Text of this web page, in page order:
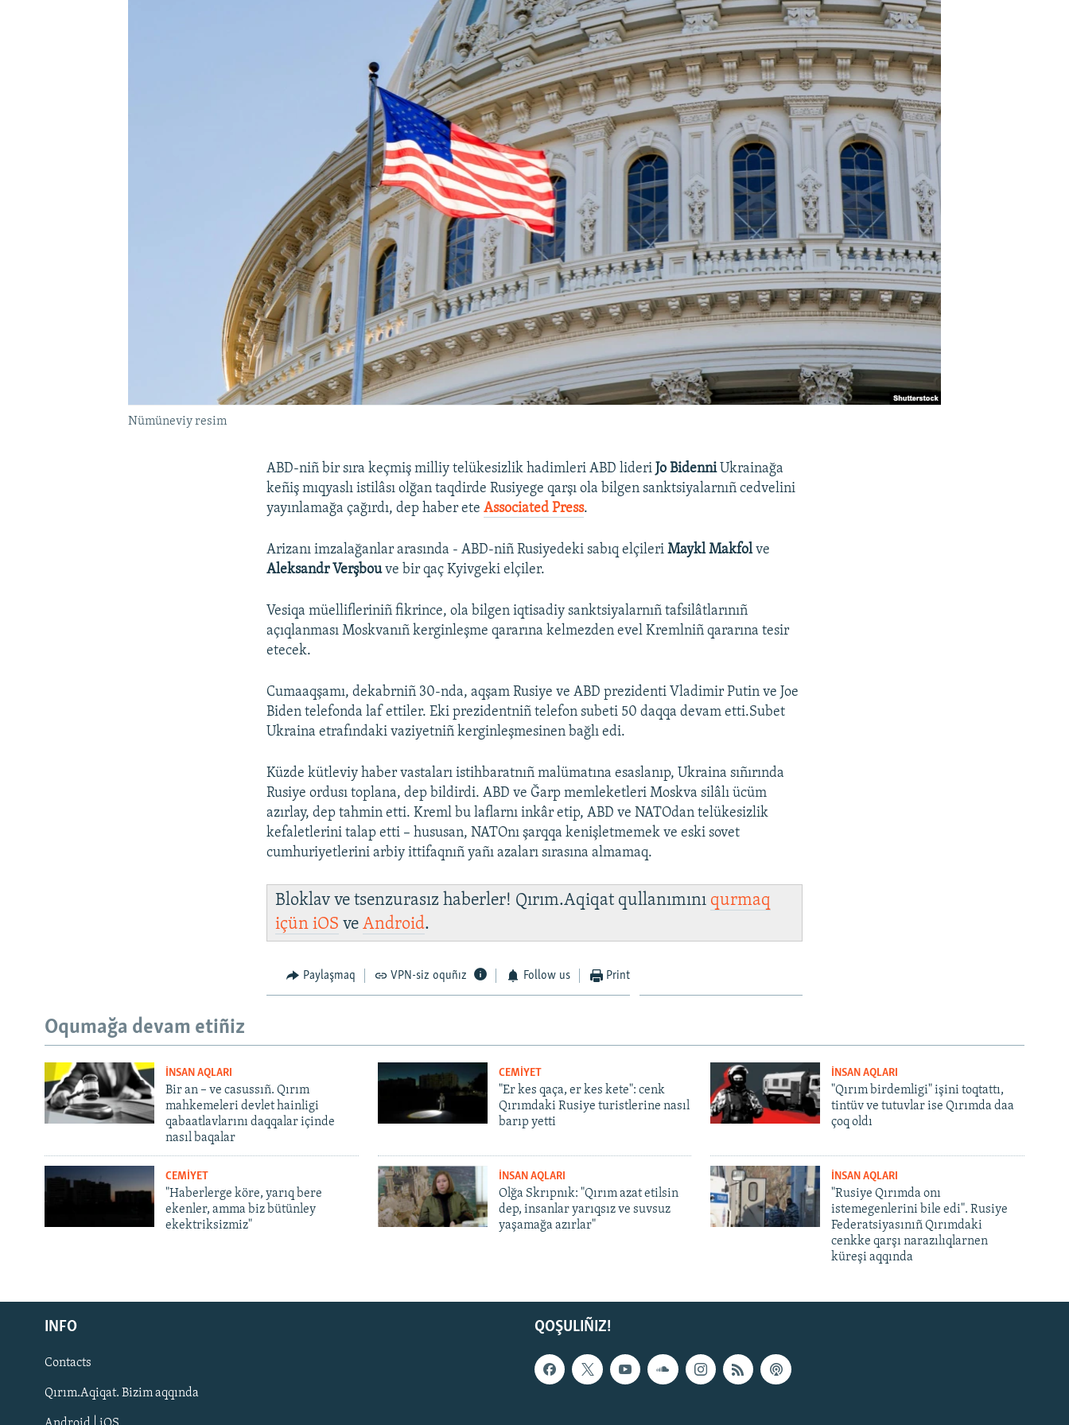
Русский
Українською
QOŞULIÑIZ!
Nümüneviy resim
ABD-niñ bir sıra keçmiş milliy telükesizlik hadimleri ABD lideri Jo BidenniUkrainağa
keñiş mıqyaslı istilâsı olğan taqdirde Rusiyege qarşı ola bilgen sanktsiyalarnıñ cedvelini
yayınlamağa çağırdı, dep haber eteAssociated Press.
Arizanı imzalağanlar arasında - ABD-niñ Rusiyedeki sabıq elçileriMaykl Makfolve
Aleksandr Verşbouve bir qaç Kyivgeki elçiler.
Vesiqa müellifleriniñ fikrince, ola bilgen iqtisadiy sanktsiyalarnıñ tafsilâtlarınıñ
açıqlanması Moskvanıñ kerginleşme qararına kelmezden evel Kremlniñ qararına tesir
etecek.
Cumaaqşamı, dekabrniñ 30-nda, aqşam Rusiye ve ABD prezidenti Vladimir Putin ve Joe
Biden telefonda laf ettiler. Eki prezidentniñ telefon subeti 50 daqqa devam etti.Subet
Ukraina etrafındaki vaziyetniñ kerginleşmesinen bağlı edi.
Küzde kütleviy haber vastaları istihbaratnıñ malümatına esaslanıp, Ukraina sıñırında
Rusiye ordusı toplana, dep bildirdi. ABD ve Ğarp memleketleri Moskva silâlı ücüm
azırlay, dep tahmin etti. Kreml bu laflarnı inkâr etip, ABD ve NATOdan telükesizlik
kefaletlerini talap etti – hususan, NATOnı şarqqa kenişletmemek ve eski sovet
cumhuriyetlerini arbiy ittifaqnıñ yañı azaları sırasına almamaq.
Bloklav ve tsenzurasız haberler! Qırım.Aqiqat qullanımını qurmaq
içüniOS veAndroid.
Paylaşmaq VPN-siz oquñız Follow us Print
Oqumağa devam etiñiz
İNSAN AQLARI
Bir an – ve casussıñ. Qırım
mahkemeleri devlet hainligi
qabaatlavlarını daqqalar içinde
nasıl baqalar
CEMİYET
"Er kes qaça, er kes kete": cenk
Qırımdaki Rusiye turistlerine nasıl
barıp yetti
İNSAN AQLARI
"Qırım birdemligi" işini toqtattı,
tintüv ve tutuvlar ise Qırımda daa
çoq oldı
CEMİYET
"Haberlerge köre, yarıq bere
ekenler, amma biz bütünley
ekektriksizmiz"
İNSAN AQLARI
Olğa Skrıpnık: "Qırım azat etilsin
dep, insanlar yarıqsız ve suvsuz
yaşamağa azırlar"
İNSAN AQLARI
"Rusiye Qırımda onı
istemegenlerini bile edi". Rusiye
Federatsiyasınıñ Qırımdaki
cenkke qarşı narazılıqlarnen
küreşi aqqında
QOŞULIÑIZ!
INFO
Contacts
Qırım.Aqiqat. Bizim aqqında